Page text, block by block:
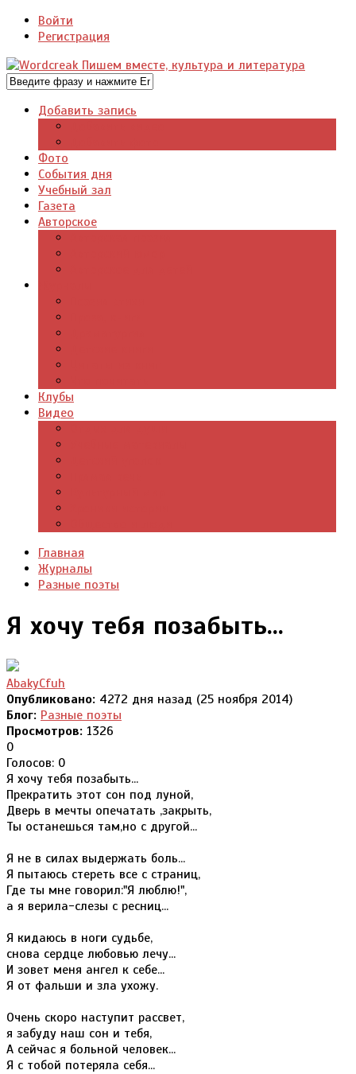
Войти
Регистрация
Добавить запись
Фото
События дня
Учебный зал
Газета
Авторское
Клубы
Видео
Главная
Журналы
Разные поэты
Я хочу тебя позабыть...
AbakyCfuh
Опубликовано: 4272 дня назад (25 ноября 2014)
Блог: Разные поэты
Просмотров: 1326
0
Голосов: 0
Я хочу тебя позабыть...
Прекратить этот сон под луной,
Дверь в мечты опечатать ,закрыть,
Ты останешься там,но с другой...
Я не в силах выдержать боль...
Я пытаюсь стереть все с страниц,
Где ты мне говорил:"Я люблю!",
а я верила-слезы с ресниц...
Я кидаюсь в ноги судьбе,
снова сердце любовью лечу...
И зовет меня ангел к себе...
Я от фальши и зла ухожу.
Очень скоро наступит рассвет,
я забуду наш сон и тебя,
А сейчас я больной человек...
Я с тобой потеряла себя...